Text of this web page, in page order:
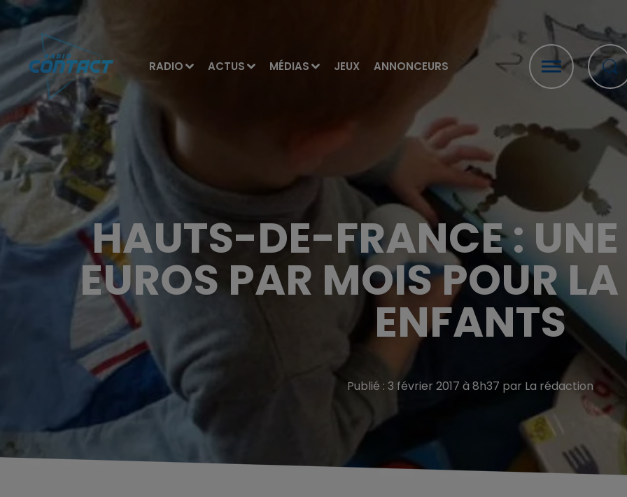
RADIO ACTUS MÉDIAS JEUX ANNONCEURS
HAUTS-DE-FRANCE :
EUROS PAR MOIS POUR
ENFANTS
Publié : 3 février 2017 à 8h37 par La rédaction